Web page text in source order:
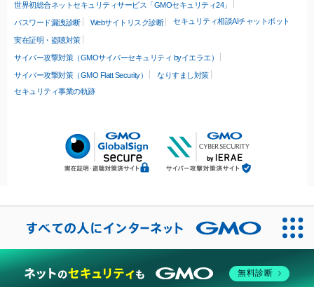
世界初総合ネットセキュリティサービス「GMOセキュリティ24」
パスワード漏洩診断 Webサイトリスク診断 セキュリティ相談AIチャットボット
実在証明・盗聴対策
サイバー攻撃対策（GMOサイバーセキュリティ byイエラエ）
サイバー攻撃対策（GMO Flatt Security）
なりすまし対策
セキュリティ事業の軌跡
無料診断